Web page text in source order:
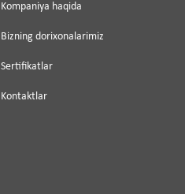
Kompaniya haqida
Bizning dorixonalarimiz
Sertifikatlar
Kontaktlar